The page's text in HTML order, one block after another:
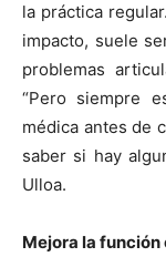
la práctica
impacto, suele
problemas
“Pero siempre
médica antes de
saber si hay
Ulloa.
Mejora la